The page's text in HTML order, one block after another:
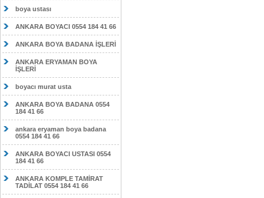
boya ustası
ANKARA BOYACI 0554 184 41 66
ANKARA BOYA BADANA İŞLERİ
ANKARA ERYAMAN BOYA
İŞLERİ
boyacı murat usta
ANKARA BOYA BADANA 0554
184 41 66
ankara eryaman boya badana
0554 184 41 66
ANKARA BOYACI USTASI 0554
184 41 66
ANKARA KOMPLE TAMİRAT
TADİLAT 0554 184 41 66